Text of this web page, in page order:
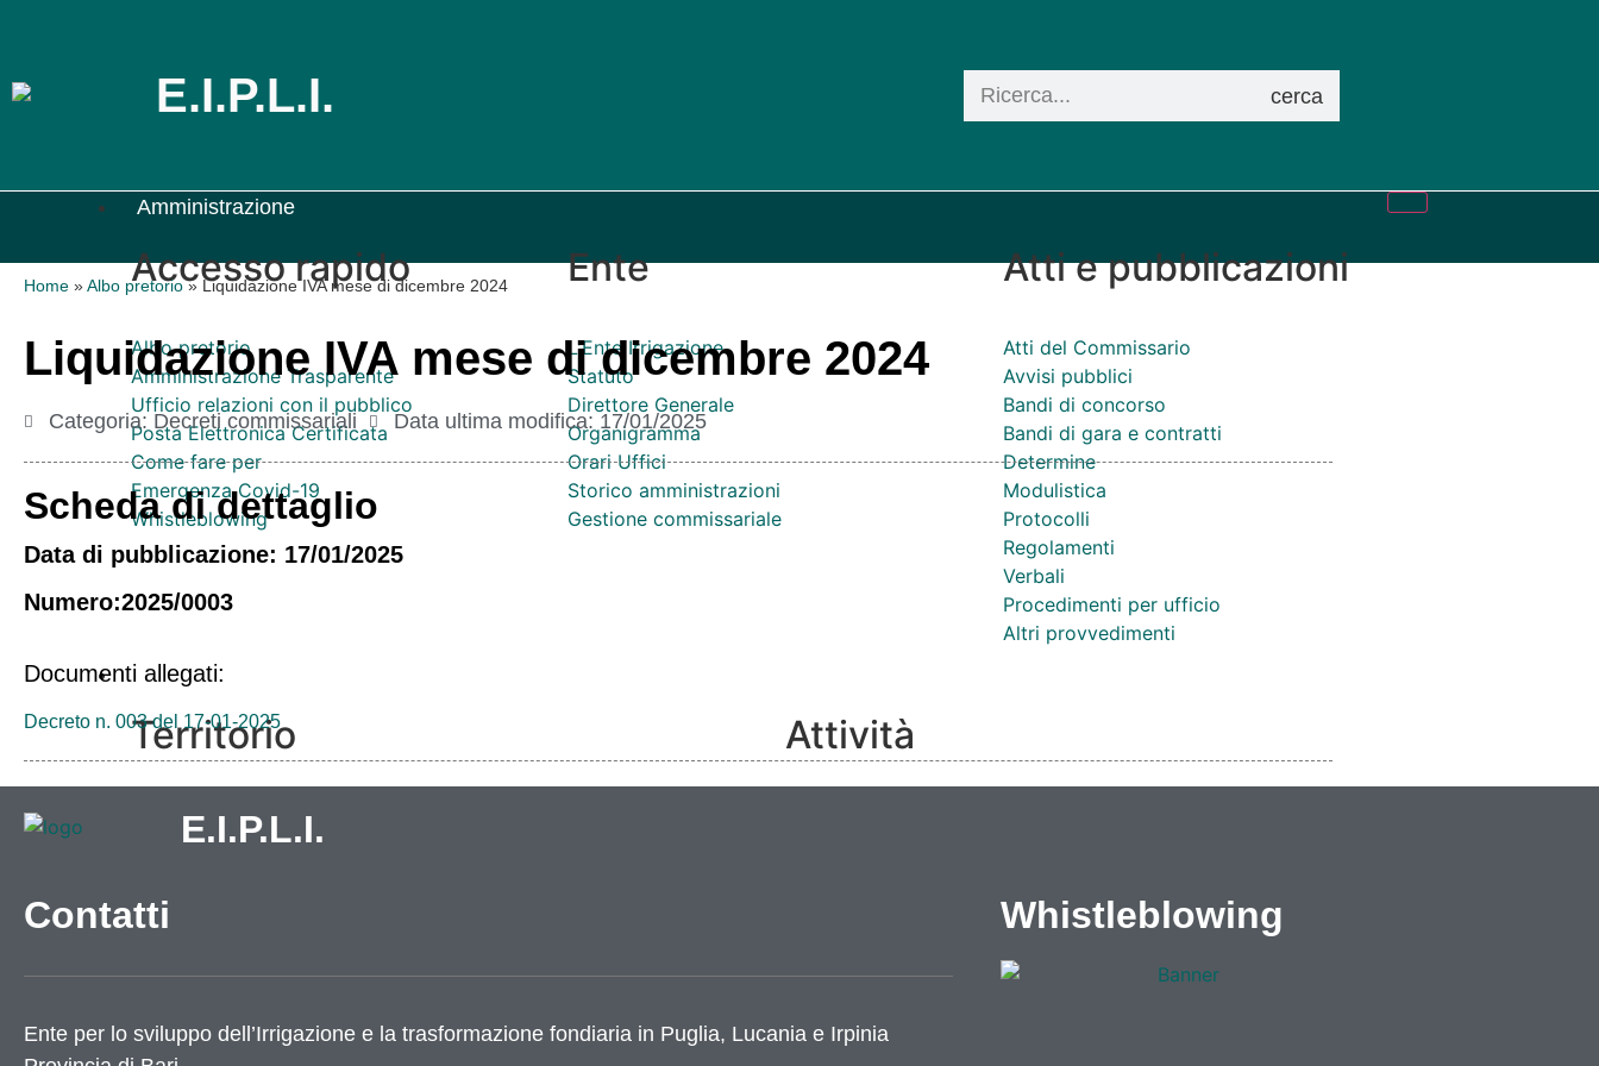
E.I.P.L.I. cerca
Amministrazione
Accesso rapido
Albo pretorio
Amministrazione Trasparente
Ufficio relazioni con il pubblico
Posta Elettronica Certificata
Come fare per
Emergenza Covid-19
Whistleblowing
Ente
L'Ente Irrigazione
Statuto
Direttore Generale
Organigramma
Orari Uffici
Storico amministrazioni
Gestione commissariale
Atti e pubblicazioni
Atti del Commissario
Avvisi pubblici
Bandi di concorso
Bandi di gara e contratti
Determine
Modulistica
Protocolli
Regolamenti
Verbali
Procedimenti per ufficio
Altri provvedimenti
Vivere l’Ente
Territorio
Come raggiungerci
Galleria immagini
Attività
Informazioni
Home » Albo pretorio» Liquidazione IVA mese di dicembre 2024
Liquidazione IVA mese di dicembre 2024
Categoria: Decreti commissariali Data ultima modifica: 17/01/2025
Scheda di dettaglio
Data di pubblicazione: 17/01/2025
Numero:2025/0003
Documenti allegati:
Decreto n. 003 del 17-01-2025
E.I.P.L.I.
Contatti
Ente per lo sviluppo dell’Irrigazione e la trasformazione fondiaria in Puglia, Lucania e Irpinia
Whistleblowing